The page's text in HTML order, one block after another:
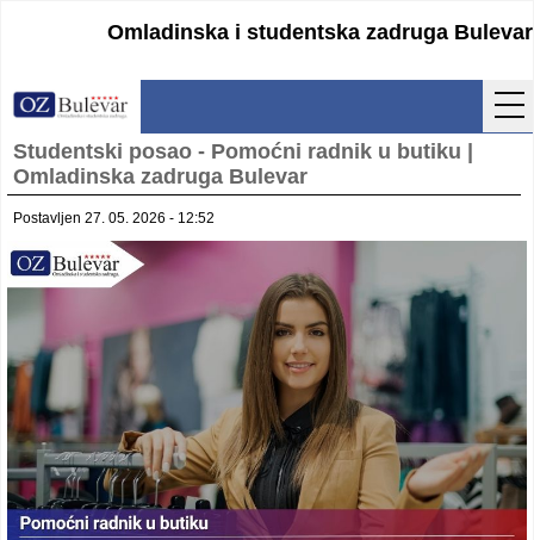
Omladinska i studentska zadruga Bulevar
Početna
Cenovnik
Kontakt
Lokacija
Pristupanje
Obrasci
Studentski posao - Pomoćni radnik u butiku |
Omladinska zadruga Bulevar
Postavljen 27. 05. 2026 - 12:52